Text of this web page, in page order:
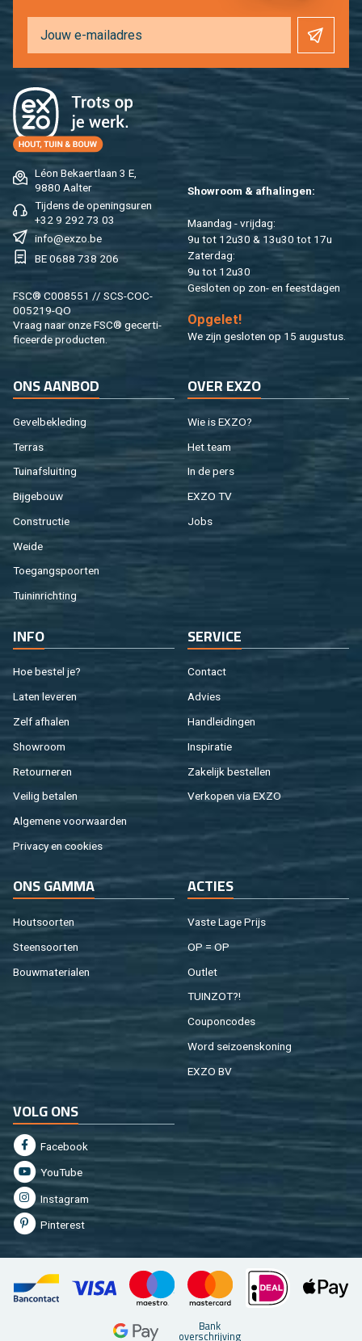
Léon Be­kaert­laan 3 E,
9880 Aal­ter
Tij­dens de ope­nings­uren
+32 9 292 73 03
info@​exzo.​be
BE 0688 738 206
FSC® C008551 // SCS-COC-
005219-QO
Vraag naar onze FSC® ge­cer­ti­
fi­ceer­de pro­duc­ten.
Show­room & af­ha­lin­gen:
Maan­dag - vrij­dag:
9u tot 12u30 & 13u30 tot 17u
Za­ter­dag:
9u tot 12u30
Ge­slo­ten op zon- en feest­da­gen
Op­ge­let!
We zijn ge­slo­ten op 15 au­gus­tus.
ONS AAN­BOD
Ge­vel­be­kle­ding
Ter­ras
Tuin­af­slui­ting
Bij­ge­bouw
Con­struc­tie
Weide
Toe­gangs­poor­ten
Tuin­in­rich­ting
OVER EXZO
Wie is EXZO?
Het team
In de pers
EXZO TV
Jobs
INFO
Hoe be­stel je?
Laten le­ve­ren
Zelf af­ha­len
Show­room
Re­tour­ne­ren
Vei­lig be­ta­len
Al­ge­me­ne voor­waar­den
Pri­va­cy en coo­kies
SER­VI­CE
Con­tact
Ad­vies
Hand­lei­din­gen
In­spi­ra­tie
Za­ke­lijk be­stel­len
Ver­ko­pen via EXZO
ONS GAMMA
Hout­soor­ten
Steen­soor­ten
Bouw­ma­te­ri­a­len
AC­TIES
Vaste Lage Prijs
OP = OP
Out­let
TUIN­ZOT?!
Cou­pon­co­des
Word sei­zoens­ko­ning
EXZO BV
VOLG ONS
Fa­cebook
You­Tu­be
In­st­agram
Pin­te­rest
Bank
over­schrij­ving